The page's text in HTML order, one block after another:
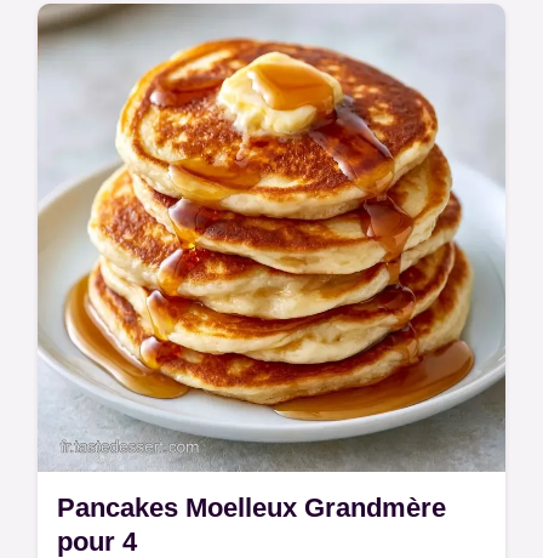
Prêts en 20 min, ces Pancakes simples de
grandmère sont aériens. Profitez d'un
tableau détaillé sur le rôle de chaque
ingrédient pour réussir vos brunchs.
Pancakes Moelleux Grandmère
pour 4